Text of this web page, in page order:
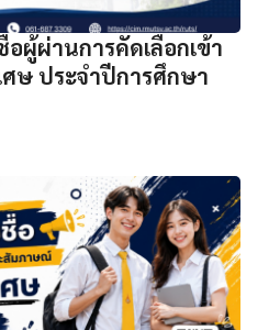
อผู้ผ่านการคัดเลือกเข้า
ษ ประจำปีการศึกษา